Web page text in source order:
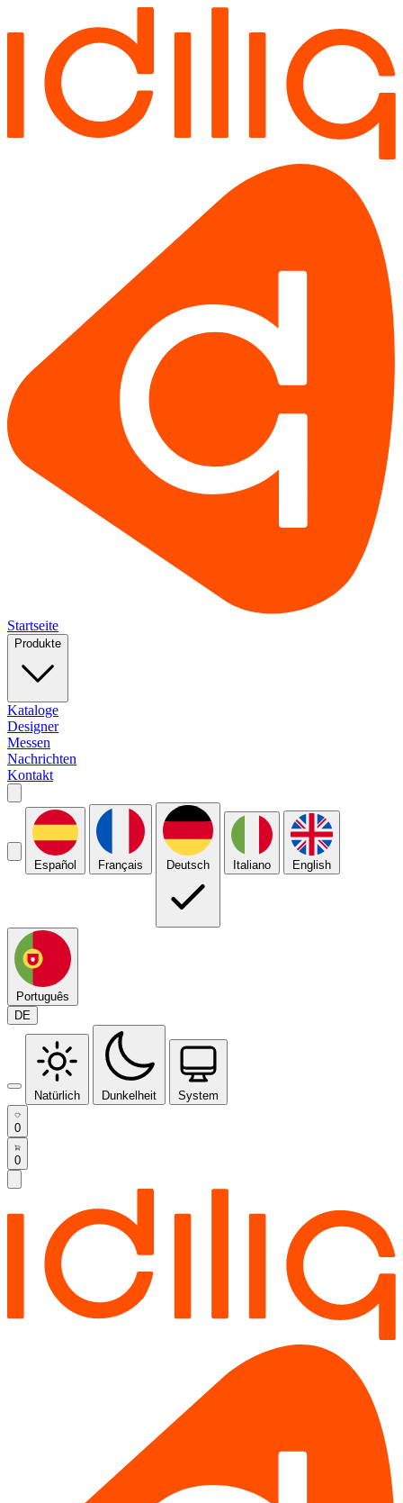
Startseite
Produkte
Kataloge
Designer
Messen
Nachrichten
Kontakt
Español Français Deutsch Italiano English
Português
DE
Natürlich Dunkelheit System
0
0